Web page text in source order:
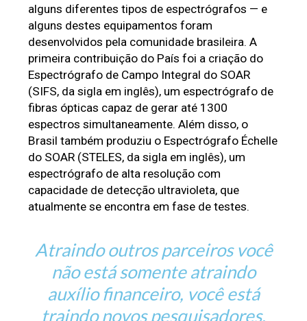
alguns diferentes tipos de espectrógrafos — e
alguns destes equipamentos foram
desenvolvidos pela comunidade brasileira. A
primeira contribuição do País foi a criação do
Espectrógrafo de Campo Integral do SOAR
(SIFS, da sigla em inglês), um espectrógrafo de
fibras ópticas capaz de gerar até 1300
espectros simultaneamente. Além disso, o
Brasil também produziu o Espectrógrafo Échelle
do SOAR (STELES, da sigla em inglês), um
espectrógrafo de alta resolução com
capacidade de detecção ultravioleta, que
atualmente se encontra em fase de testes.
Atraindooutros parceiros você
não está somente atraindo
auxílio financeiro, você está
traindo novos pesquisadores,